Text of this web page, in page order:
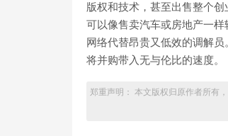
版权和技术，甚至出售整个
可以像售卖汽车或房地产一
网络代替昂贵又低效的调解
将并购带入无与伦比的速度。
郑重声明： 本文版权归原作者所有